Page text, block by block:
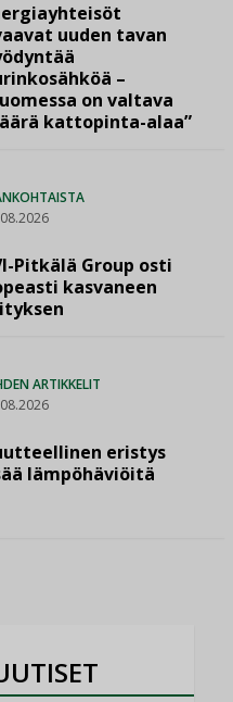
uuden tavan
–
on valtava
kattopinta-alaa”
Pitkälä Group osti
kasvaneen
ARTIKKELIT
eristys
lämpöhäviöitä